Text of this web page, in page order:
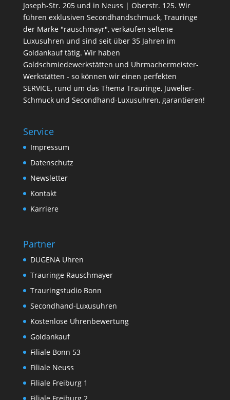
Joseph-Str. 205 und in Neuss | Oberstr. 125. Wir
führen exklusiven Secondhandschmuck, Trauringe
der Marke "rauschmayr", verkaufen seltene
Luxusuhren und sind seit über 35 Jahren im
Goldankauf tätig. Wir haben
Goldschmiedewerkstätten und Uhrmachermeister-
Werkstätten - so können wir einen perfekten
SERVICE, rund um das Thema Trauringe, Juwelier-
Schmuck und Secondhand-Luxusuhren, garantieren!
Service
Impressum
Datenschutz
Newsletter
Kontakt
Karriere
Partner
DUGENA Uhren
Trauringe Rauschmayer
Trauringstudio Bonn
Secondhand-Luxusuhren
Kostenlose Uhrenbewertung
Goldankauf
Filiale Bonn 53
Filiale Neuss
Filiale Freiburg 1